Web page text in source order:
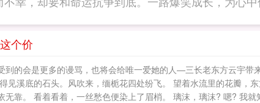
个价
的会是更多的谩骂，也将会给唯一爱她的人—三长老东方云宇
见溪底的石头。风吹来，缅栀花四处纷飞。 望着水流里的花瓣，
靠。 看着看着，一丝愁色便染上了眉梢。 璃沫，璃沫? 嗯? 我